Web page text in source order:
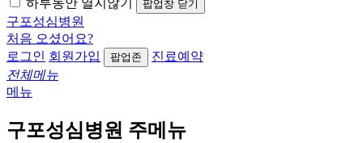
하루동안 열지않기 팝업창 닫기
구포성심병원
처음 오셨어요?
로그인 회원가입 팝업존
진료예약
전체메뉴
메뉴
구포성심병원 주메뉴